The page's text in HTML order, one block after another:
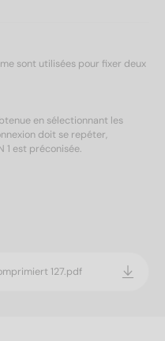
sont utilisées pour fixer deux
en sélectionnant les
doit se repéter,
1 est préconisée.
127.pdf